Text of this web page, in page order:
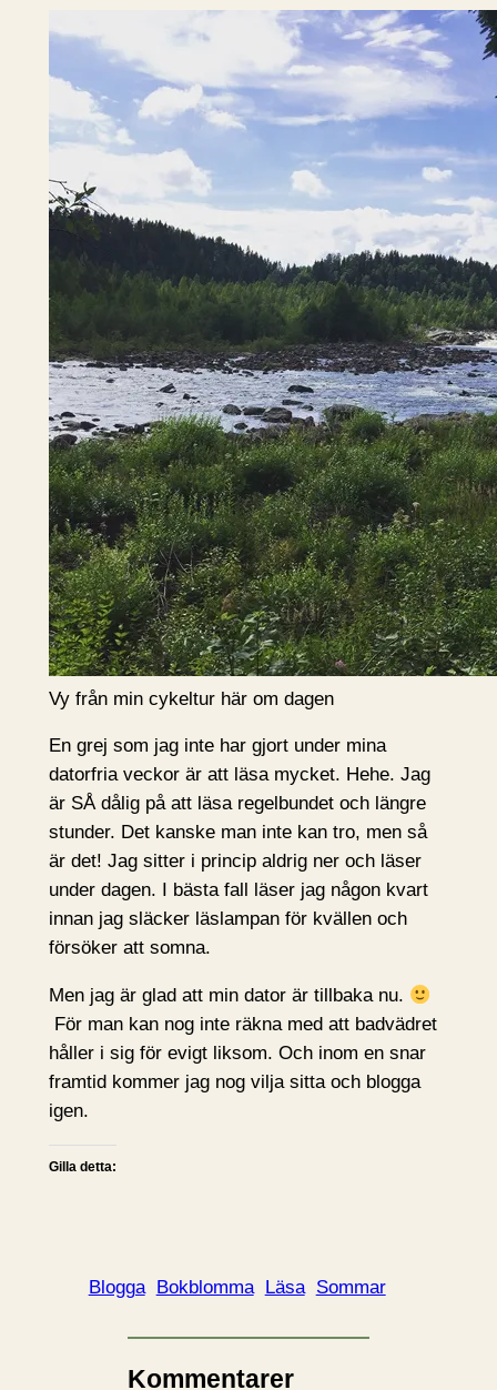
Vy från min cykeltur här om dagen
En grej som jag inte har gjort under mina
datorfria veckor är att läsa mycket. Hehe. Jag
är SÅ dålig på att läsa regelbundet och längre
stunder. Det kanske man inte kan tro, men så
är det! Jag sitter i princip aldrig ner och läser
under dagen. I bästa fall läser jag någon kvart
innan jag släcker läslampan för kvällen och
försöker att somna.
Men jag är glad att min dator är tillbaka nu.
För man kan nog inte räkna med att badvädret
håller i sig för evigt liksom. Och inom en snar
framtid kommer jag nog vilja sitta och blogga
igen.
Gilla detta:
Blogga Bokblomma Läsa Sommar
Kommentarer